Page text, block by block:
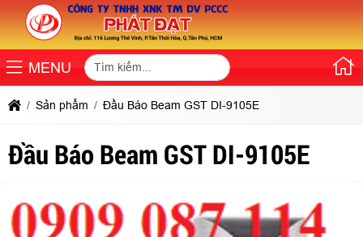
MENU
Sản phẩm Đầu Báo Beam GST DI-9105E
Đầu Báo Beam GST DI-9105E